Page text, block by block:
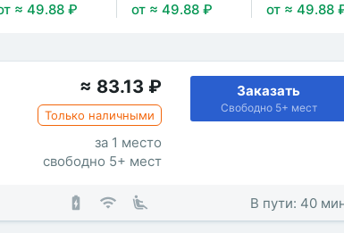
≈ 49.88 ₽ от ≈ 49.88 ₽ от ≈ 49.88
≈ 83.13 ₽
Только наличными
за 1 место
свободно 5+ мест
Заказать
Свободно 5+ мест
В пути: 40